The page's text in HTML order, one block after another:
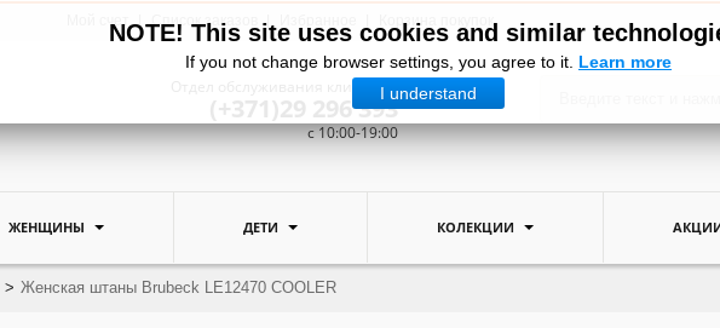
NOTE! This site uses cookies and similar
If you not change browser settings, you agree to it. Learn more
I understand
Мой счет Список заказов Корзина покупок
Отдел обслуживания клиентов:
(+371)29 296 393
c 10:00-19:00
ЖЕНЩИНЫ ДЕТИ КОЛЕКЦИИ
> Женская штаны Brubeck LE12470 COOLER